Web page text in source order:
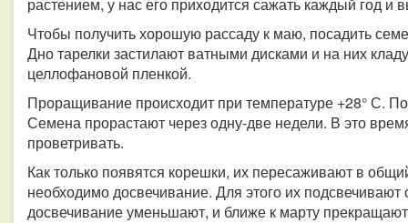
Чтобы получить хорошую рассаду к маю, посадить
Дно тарелки застилают ватными дисками и на них
целлофановой пленкой.
Проращивание происходит при температуре +28° С.
Семена прорастают через одну-две недели. В это
проветривать.
Как только появятся корешки, их пересаживают в
необходимо досвечивание. Для этого их
досвечивание уменьшают, и ближе к марту